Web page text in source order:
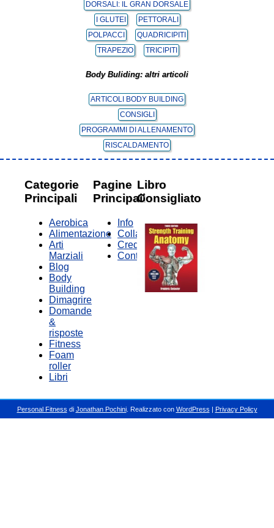
DORSALI: IL GRAN DORSALE
I GLUTEI
PETTORALI
POLPACCI
QUADRICIPITI
TRAPEZIO
TRICIPITI
Body Buliding: altri articoli
ARTICOLI BODY BUILDING
CONSIGLI
PROGRAMMI DI ALLENAMENTO
RISCALDAMENTO
Categorie
Principali
Aerobica
Alimentazione
Arti
Marziali
Blog
Body
Building
Dimagrire
Domande
&
risposte
Fitness
Foam
roller
Libri
Pagine
Principali
Info
Collabora
Credits
Contatti
Libro
Consigliato
Personal Fitness di Jonathan Pochini. Realizzato con WordPress | Privacy Policy